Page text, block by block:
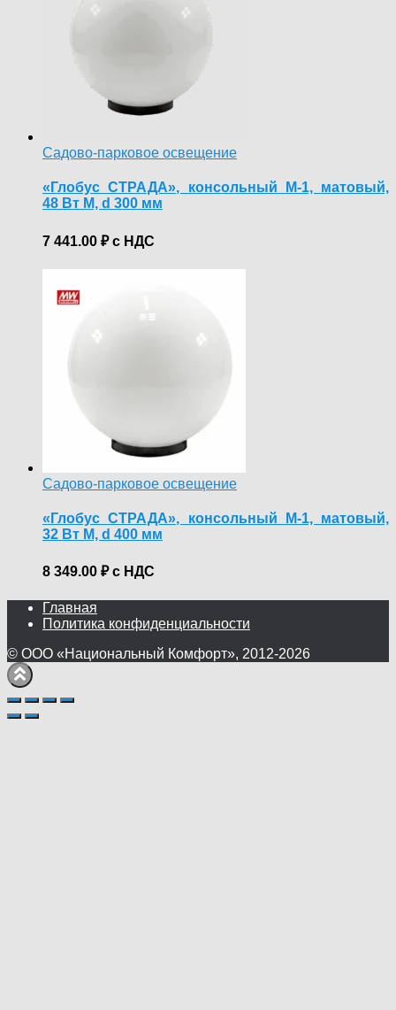
Садово-парковое освещение
«Глобус СТРАДА», консольный М-1, матовый,
48 Вт М, d 300 мм
7 441.00 ₽с НДС
Садово-парковое освещение
«Глобус СТРАДА», консольный М-1, матовый,
32 Вт М, d 400 мм
8 349.00 ₽с НДС
Главная
Политика конфиденциальности
© ООО «Национальный Комфорт», 2012-2026